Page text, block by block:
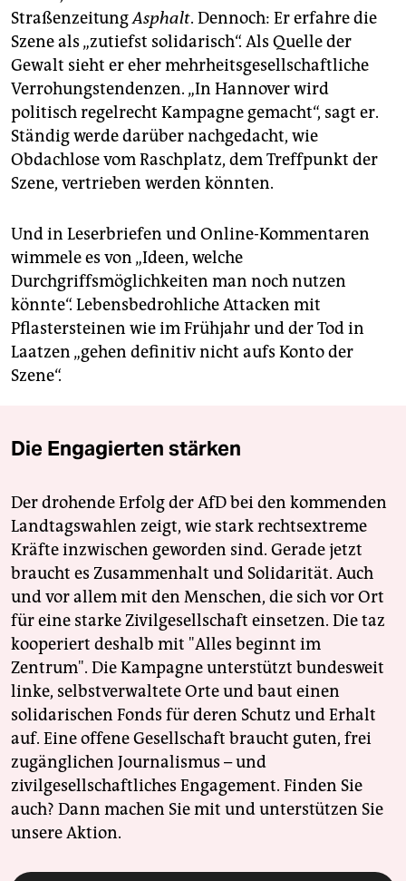
StraßenzeitungAsphalt. Dennoch: Er erfahre die
Szene als „zutiefst solidarisch“. Als Quelle der
Gewalt sieht er eher mehrheitsgesellschaftliche
Ver­rohungs­tendenzen. „In Hannover wird
politisch regelrecht Kampagne gemacht“, sagt er.
Ständig werde darüber nachgedacht, wie
Obdachlose vom Raschplatz, dem Treffpunkt der
Szene, vertrieben werden könnten.
Und in Leserbriefen und Online-Kommentaren
wimmele es von „Ideen, welche
Durchgriffsmöglichkeiten man noch nutzen
könnte“. Lebensbedrohliche Attacken mit
Pflastersteinen wie im Frühjahr und der Tod in
Laatzen „gehen definitiv nicht aufs Konto der
Szene“.
Die Engagierten stärken
Der drohende Erfolg der AfD bei den kommenden
Landtagswahlen zeigt, wie stark rechtsextreme
Kräfte inzwischen geworden sind. Gerade jetzt
braucht es Zusammenhalt und Solidarität. Auch
und vor allem mit den Menschen, die sich vor Ort
für eine starke Zivilgesellschaft einsetzen. Die taz
kooperiert deshalb mit "Alles beginnt im
Zentrum". Die Kampagne unterstützt bundesweit
linke, selbstverwaltete Orte und baut einen
solidarischen Fonds für deren Schutz und Erhalt
auf. Eine offene Gesellschaft braucht guten, frei
zugänglichen Journalismus – und
zivilgesellschaftliches Engagement. Finden Sie
auch? Dann machen Sie mit und unterstützen Sie
unsere Aktion.